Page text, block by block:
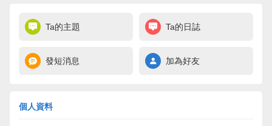
Ta的主題 Ta的日誌
發短消息 加為好友
個人資料